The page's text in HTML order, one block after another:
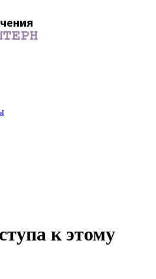
к этому